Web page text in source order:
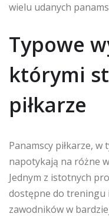
wielu udanych
Typowe
którymi
piłkarze
Panamscy piłkarze, w
napotykają na różne
Jednym z istotnych
dostępne do treningu
zawodników w